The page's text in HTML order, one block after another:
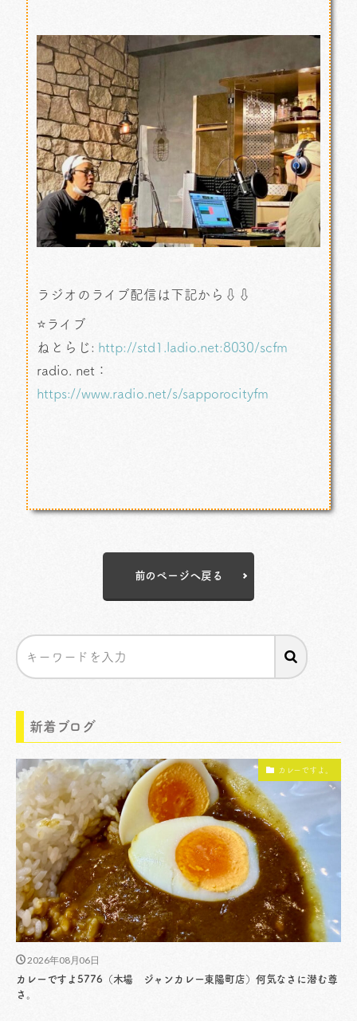
ラジオのライブ配信は下記から⇩⇩
⭐ライブ
ねとらじ: http://std1.ladio.net:8030/scfm​​​
radio. net：
https://www.radio.net/s/sapporocityfm​​​
前のページへ戻る
新着ブログ
カレーですよ。
2026年08月06日
カレーですよ5776（木場 ジャンカレー東陽町店）何気なさに潜む尊
さ。